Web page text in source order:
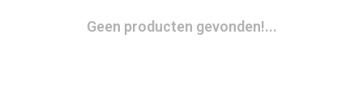
Geen producten gevonden!...